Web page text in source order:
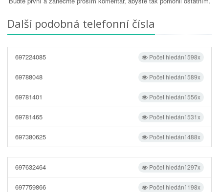
Další podobná telefonní čísla
Počet hledání 598x
697224085
Počet hledání 589x
69788048
Počet hledání 556x
69781401
Počet hledání 531x
69781465
Počet hledání 488x
697380625
Počet hledání 297x
697632464
Počet hledání 198x
697759866